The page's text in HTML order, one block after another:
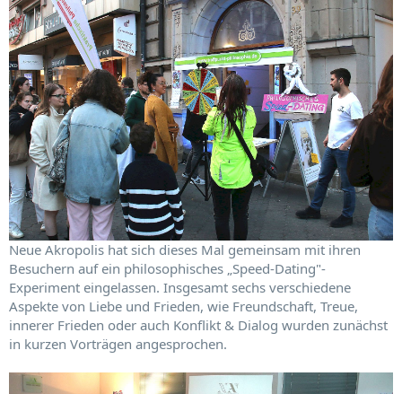
Neue Akropolis hat sich dieses Mal gemeinsam mit ihren
Besuchern auf ein philosophisches „Speed-Dating"-
Experiment eingelassen. Insgesamt sechs verschiedene
Aspekte von Liebe und Frieden, wie Freundschaft, Treue,
innerer Frieden oder auch Konflikt & Dialog wurden zunächst
in kurzen Vorträgen angesprochen.